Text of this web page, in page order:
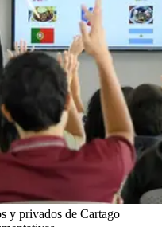
y privados de Cartago